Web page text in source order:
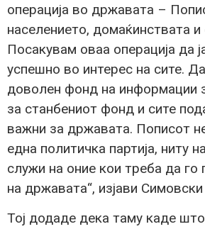
операција во државата –
населението, домаќинствата и
Посакувам оваа операција да
успешно во интерес на сите.
доволен фонд на информации
за станбениот фонд и сите
важни за државата. Пописот
една политичка партија, ниту
служи на оние кои треба да го
на државата“, изјави Симовски
Тој додаде дека таму каде што